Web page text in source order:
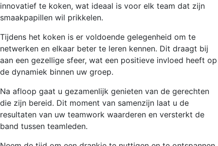
innovatief te koken, wat ideaal is voor elk team dat zijn
smaakpapillen wil prikkelen.
Tijdens het koken is er voldoende gelegenheid om te
netwerken en elkaar beter te leren kennen. Dit draagt bij
aan een gezellige sfeer, wat een positieve invloed heeft op
de dynamiek binnen uw groep.
Na afloop gaat u gezamenlijk genieten van de gerechten
die zijn bereid. Dit moment van samenzijn laat u de
resultaten van uw teamwork waarderen en versterkt de
band tussen teamleden.